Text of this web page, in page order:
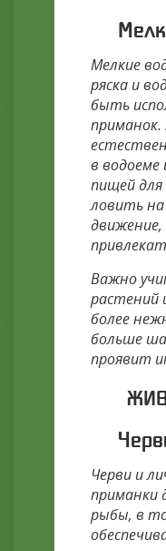
Мелкие
ряска и
быть
в
пищей
ловить на
Важно
растений
более
больше
проявит
Черви и
приманки
рыбы, в